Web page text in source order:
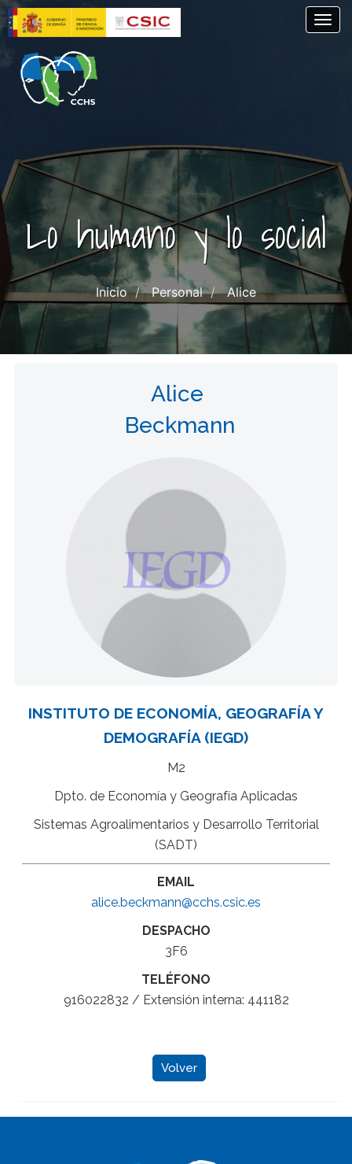
Pasar
al
contenido
principal
Lo humano y lo social
Inicio Personal Alice
Alice
Beckmann
INSTITUTO DE ECONOMÍA, GEOGRAFÍA Y
DEMOGRAFÍA (IEGD)
M2
Dpto. de Economía y Geografía Aplicadas
Sistemas Agroalimentarios y Desarrollo Territorial
(SADT)
EMAIL
alice.beckmann@cchs.csic.es
DESPACHO
3F6
TELÉFONO
916022832 / Extensión interna: 441182
Volver